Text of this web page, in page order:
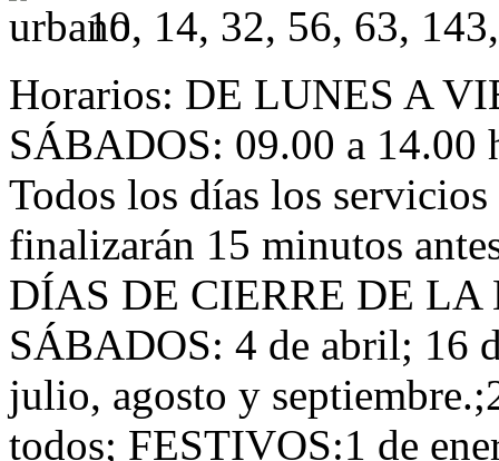
10, 14, 32, 56, 63,
Horarios: DE LUNES A
SÁBADOS: 09.00 a 14.00
Todos los días los
finalizarán 15 minutos
DÍAS DE CIERRE DE
SÁBADOS: 4 de abril; 16
julio, agosto y
todos; FESTIVOS:1 de